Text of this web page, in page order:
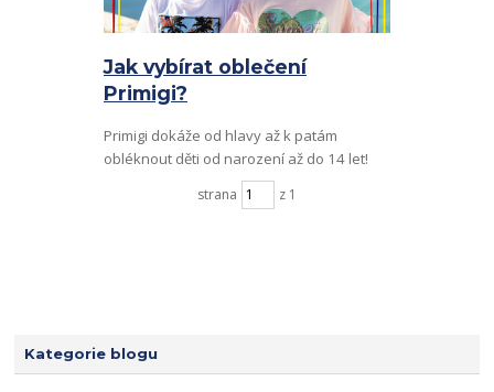
Kategorie blogu
Jak vybírat oblečení
Primigi?
Primigi dokáže od hlavy až k patám
obléknout děti od narození až do 14 let!
strana z 1